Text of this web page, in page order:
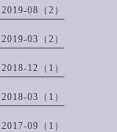
2019-08（2）
2019-03（2）
2018-12（1）
2018-03（1）
2017-09（1）